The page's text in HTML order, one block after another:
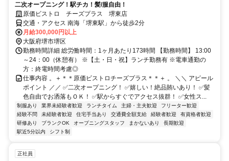
二次オープニング！駅チカ！髪/服自由！
原価ビストロ チーズプラス 堺東店
交通・アクセス 南海「堺東駅」から徒歩2分
月給300,000円以上
大阪府堺市堺区
勤務時間詳細 総労働時間：1ヶ月あたり173時間 【勤務時間】 13:00
～24：00（休憩有） ※【土・日・祝】ランチ勤務有 ※電車通勤の
方：終電時間考慮◎
仕事内容 。＋＊＊原価ビストロチーズプラス＊＊＋ 。 ＼＼ アピール
ポイント ／／ ✅二次オープニング！ ✅嬉しい！絶品賄いあり！ ✅髪
色自由でお洒落もＯＫ！ ✅駅からすぐでアクセス抜群！ ✅女性ス...
制服あり 業界未経験者歓迎 ランチタイム 主婦・主夫歓迎
フリーター歓迎
経験不問
未経験者歓迎 住宅手当あり 交通費全額支給 経験者歓迎
有資格者歓迎
研修あり
ブランクOK オープニングスタッフ まかないあり
長期歓迎
駅近5分以内
シフト制
正社員